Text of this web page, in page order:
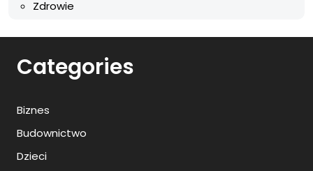
Zdrowie
Categories
Biznes
Budownictwo
Dzieci